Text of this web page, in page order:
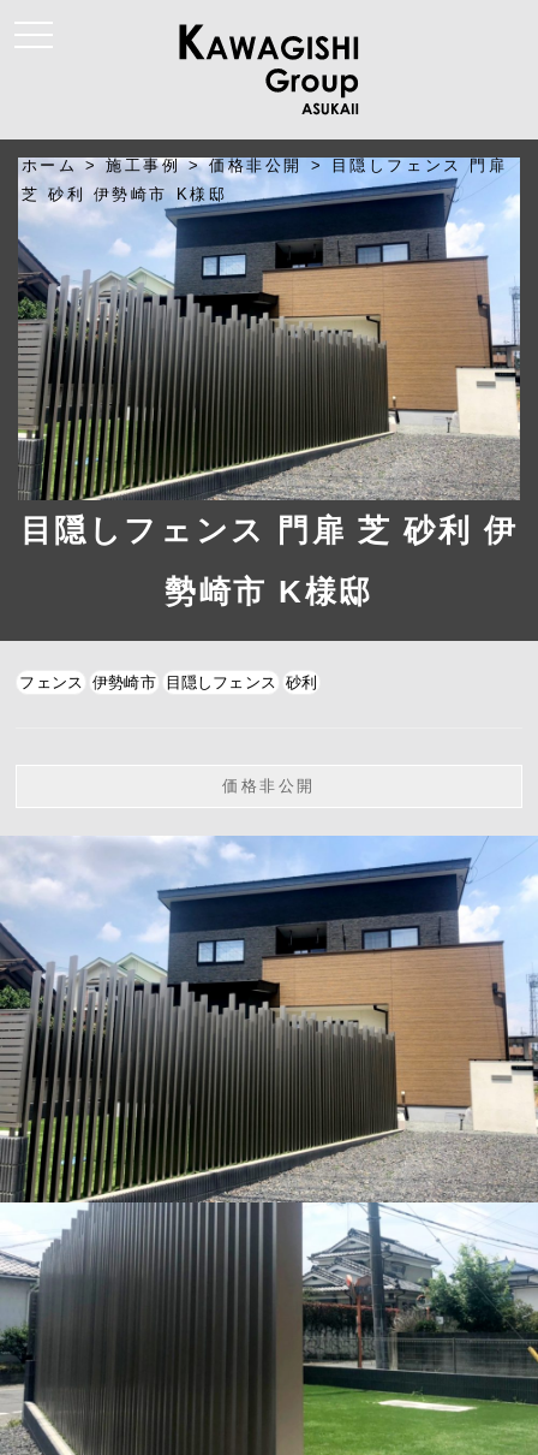
t
o
n
a
v
i
a
i
o
n
ホーム >施工事例>価格非公開 >
目隠しフェンス 門扉
芝 砂利 伊勢崎市 K様邸
目隠しフェンス 門扉 芝 砂利 伊
勢崎市 K様邸
フェンス 伊勢崎市 目隠しフェンス 砂利
価格非公開